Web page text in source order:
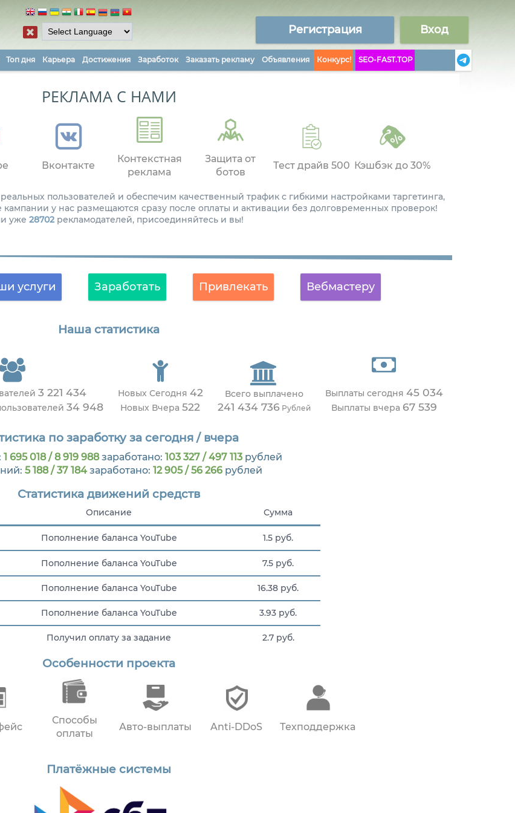
Регистрация Вход
Топ дня Карьера Достижения Заработок Заказать рекламу Объявления Конкурс! SEO-FAST.TOP
РЕКЛАМА С НАМИ
Вконтакте
Контекстная
реклама
Защита от
ботов
Тест драйв 500 Кэшбэк до 30%
пользователей и обеспечим качественный трафик с гибкими настройками таргетинга,
у нас размещаются сразу после оплаты и активации без долговременных проверок!
уже 28702рекламодателей, присоединяйтесь и вы!
услуги Заработать Привлекать Вебмастеру
Наша статистика
3 221 434
34 948
Новых Сегодня 42
Новых Вчера 522
Всего выплачено
241 434 736 Рублей
Выплаты сегодня 45 034
Выплаты вчера 67 539
по заработку за сегодня / вчера
1 695 018 / 8 919 988заработано: 103 327 / 497 113 рублей
5 188 / 37 184заработано: 12 905 / 56 266 рублей
Статистика движений средств
Описание Сумма
Пополнение баланса YouTube 1.5 руб.
Пополнение баланса YouTube 7.5 руб.
Пополнение баланса YouTube 16.38 руб.
Пополнение баланса YouTube 3.93 руб.
Получил оплату за задание 2.7 руб.
Выплата пользователю
Особенности проекта
Способы
оплаты
Авто-выплаты Anti-DDoS Техподдержка
Платёжные системы